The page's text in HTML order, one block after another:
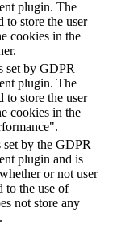
plugin. The
to store the user
cookies in the
set by GDPR
plugin. The
to store the user
cookies in the
by the GDPR
plugin and is
or not user
to the use of
not store any